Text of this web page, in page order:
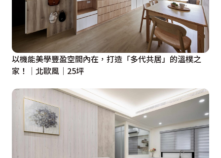
以機能美學豐盈空間內在，打造「多代共居」的溫樸之
家！│北歐風│25坪